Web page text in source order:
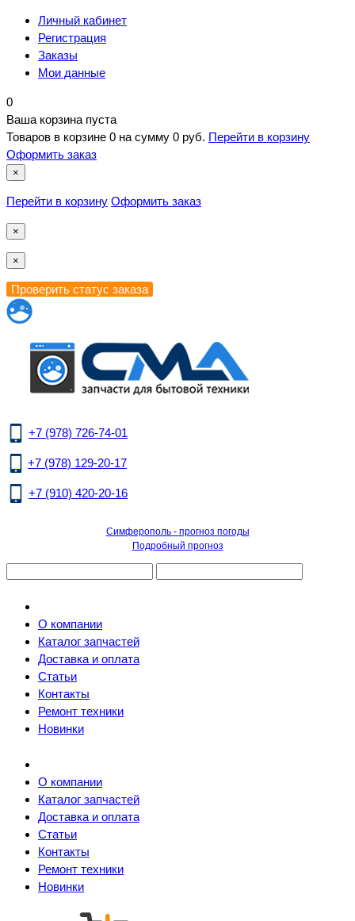
Личный кабинет
Регистрация
Заказы
Мои данные
0
Ваша корзина пуста
Товаров в корзине 0 на сумму 0 руб. Перейти в корзину
Оформить заказ
×
Перейти в корзину Оформить заказ
×
×
+7 (978) 726-74-01
+7 (978) 129-20-17
+7 (910) 420-20-16
Симферополь - прогноз погоды
Подробный прогноз
О компании
Каталог запчастей
Доставка и оплата
Статьи
Контакты
Ремонт техники
Новинки
О компании
Каталог запчастей
Доставка и оплата
Статьи
Контакты
Ремонт техники
Новинки